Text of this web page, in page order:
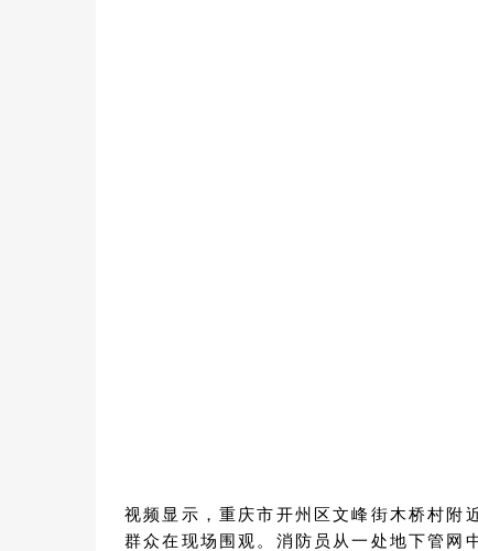
视频显示，重庆市开州区文峰街木桥村附
群众在现场围观。消防员从一处地下管网